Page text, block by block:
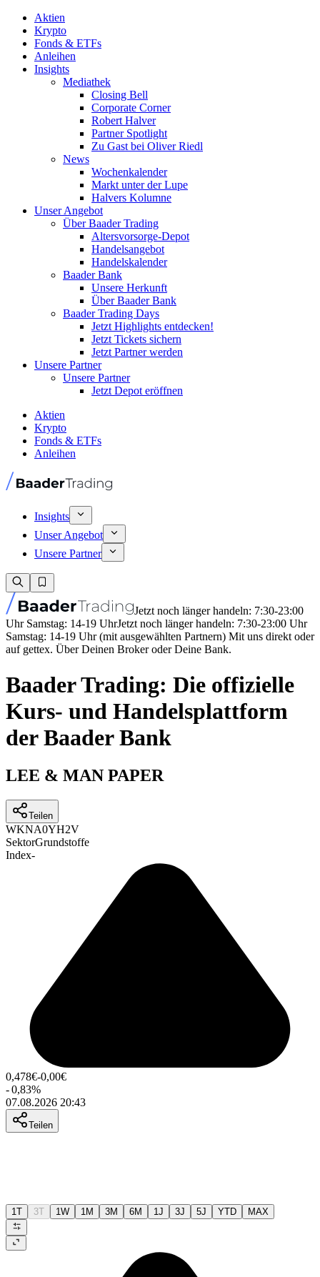
Aktien
Krypto
Fonds & ETFs
Anleihen
Insights
Mediathek
Closing Bell
Corporate Corner
Robert Halver
Partner Spotlight
Zu Gast bei Oliver Riedl
News
Wochenkalender
Markt unter der Lupe
Halvers Kolumne
Unser Angebot
Über Baader Trading
Altersvorsorge-Depot
Handelsangebot
Handelskalender
Baader Bank
Unsere Herkunft
Über Baader Bank
Baader Trading Days
Jetzt Highlights entdecken!
Jetzt Tickets sichern
Jetzt Partner werden
Unsere Partner
Unsere Partner
Jetzt Depot eröffnen
Aktien
Krypto
Fonds & ETFs
Anleihen
Insights
Unser Angebot
Unsere Partner
Jetzt noch länger handeln: 7:30-23:00
Uhr Samstag: 14-19 UhrJetzt noch länger handeln: 7:30-23:00 Uhr
Samstag: 14-19 Uhr (mit ausgewählten Partnern) Mit uns direkt oder
auf gettex. Über Deinen Broker oder Deine Bank.
Baader Trading: Die offizielle
Kurs- und Handelsplattform
der Baader Bank
LEE & MAN PAPER
Teilen
WKNA0YH2V
SektorGrundstoffe
Index-
0,478€-0,00€
-0,83%
07.08.2026 20:43
Teilen
1T 3T 1W 1M 3M 6M 1J 3J 5J YTD MAX